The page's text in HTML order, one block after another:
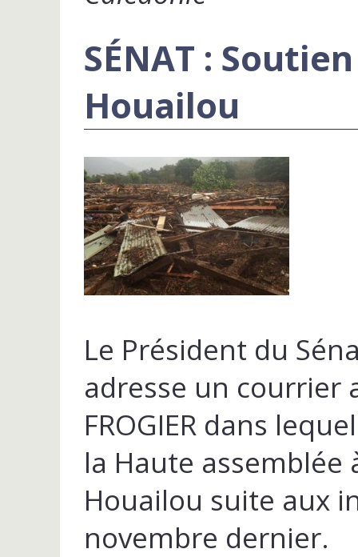
SÉNAT :
Houailou
Le Président du
adresse un courrier
FROGIER dans
la Haute assemblée
Houailou suite aux
novembre dernier.